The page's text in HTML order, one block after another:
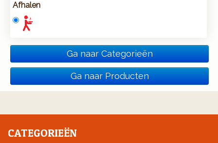
Afhalen
Ga naar Categorieën
Ga naar Producten
CATEGORIEËN